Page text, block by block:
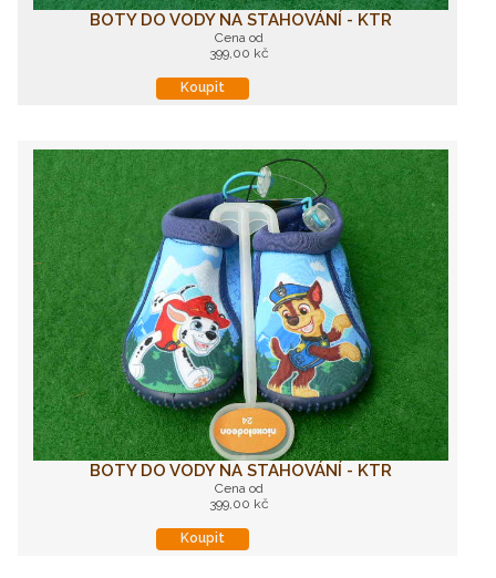
BOTY DO VODY NA STAHOVÁNÍ - KTR
Cena od
399,00 kč
Koupit
BOTY DO VODY NA STAHOVÁNÍ - KTR
Cena od
399,00 kč
Koupit